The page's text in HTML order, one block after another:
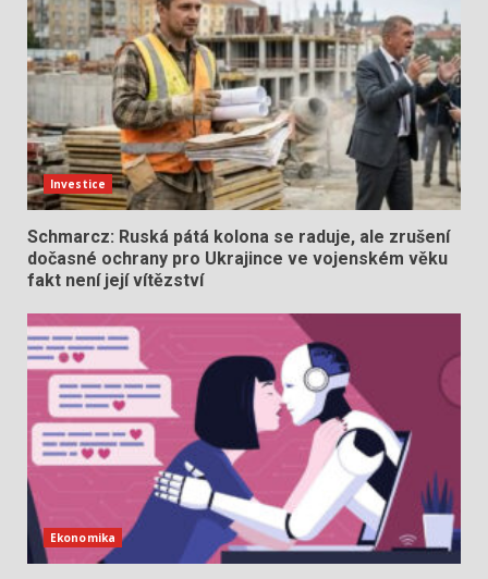
Investice
Schmarcz: Ruská pátá kolona se raduje, ale zrušení
dočasné ochrany pro Ukrajince ve vojenském věku
fakt není její vítězství
Ekonomika